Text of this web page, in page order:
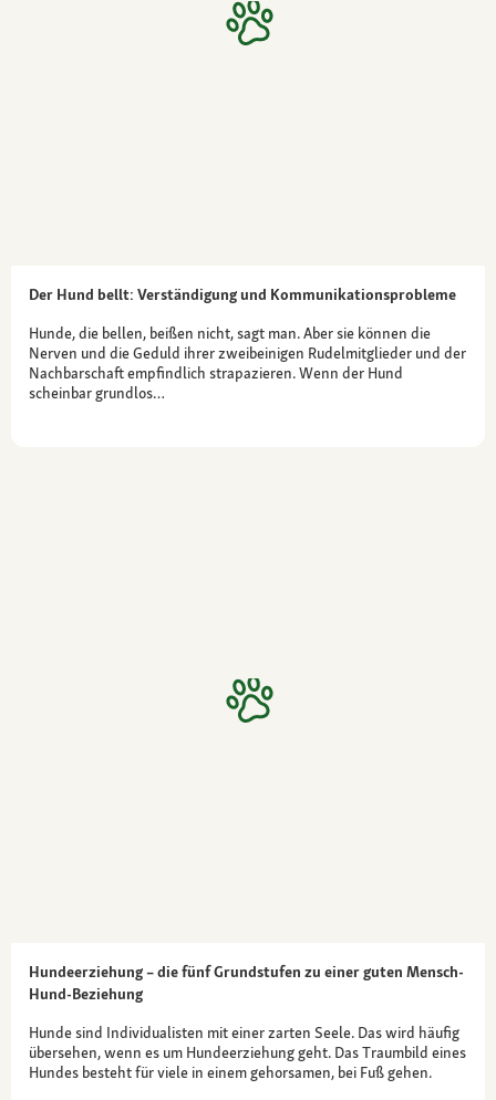
Der Hund bellt: Verständigung und Kommunikationsprobleme
Hunde, die bellen, beißen nicht, sagt man. Aber sie können die
Nerven und die Geduld ihrer zweibeinigen Rudelmitglieder und der
Nachbarschaft empfindlich strapazieren. Wenn der Hund
scheinbar grundlos…
Hundeerziehung – die fünf Grundstufen zu einer guten Mensch-
Hund-Beziehung
Hunde sind Individualisten mit einer zarten Seele. Das wird häufig
übersehen, wenn es um Hundeerziehung geht. Das Traumbild eines
Hundes besteht für viele in einem gehorsamen, bei Fuß gehen.